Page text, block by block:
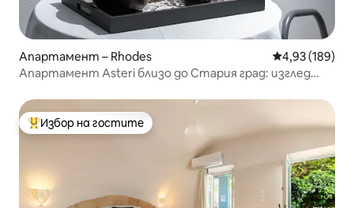
Апартамент – Rhodes Средна
4,93 (189)
Апартамент Asteri близо до Стария град: изглед
Най-популярен избор на гостите
Избор на гостите